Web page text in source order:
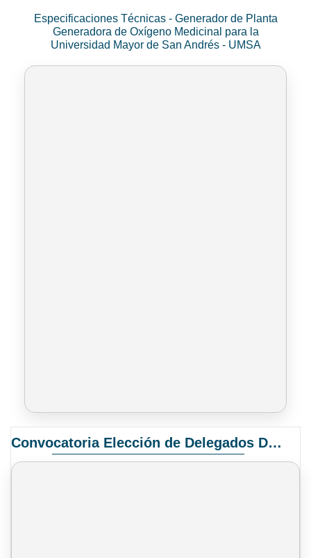
Especificaciones Técnicas - Generador de Planta
Generadora de Oxígeno Medicinal para la
Universidad Mayor de San Andrés - UMSA
Convocatoria Elección de Delegados Docentes para el XIV Congreso Nacional de Universidades